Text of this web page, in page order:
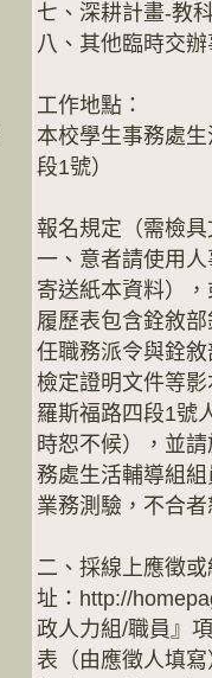
七、深耕計畫-教
八、其他臨時交
工作地點：
本校學生事務處
段1號）
報名規定（需檢
一、意者請使用
寄送紙本資料）
履歷表包含銓敘
任職務派令與銓
檢定證明文件等
羅斯福路四段1號
時恕不候），並
務處生活輔導組
業務測驗，不合
二、採線上應徵
址：http://
政人力組/職員』
表（由應徵人填